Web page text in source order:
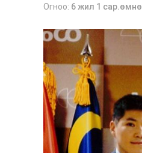
Огноо: 6 жил 1 сар.өмнө